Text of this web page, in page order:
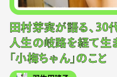
田村芽実が語る、30
人生の岐路を経て生
「小梅ちゃん」のこと